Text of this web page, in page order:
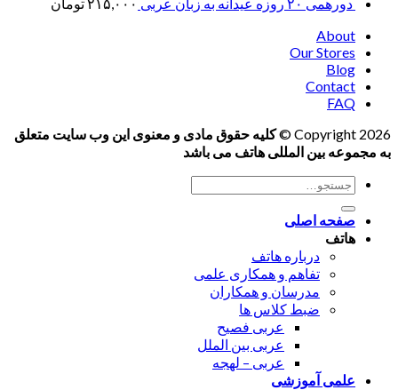
About
Our Stores
Blog
Contact
FAQ
Copyright 2026 ©
کلیه حقوق مادی و معنوی این وب سایت متعلق
به مجموعه بین المللی هاتف می باشد
جستجو
برای:
صفحه اصلی
هاتف
درباره هاتف
تفاهم و همکاری علمی
مدرسان و همکاران
ضبط کلاس ها
عربی فصیح
عربی بین الملل
عربی – لهجه
علمی آموزشی